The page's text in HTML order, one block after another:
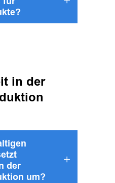
für
in der
der
um?